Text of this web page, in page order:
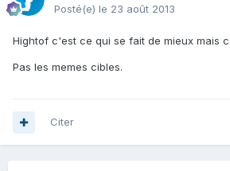
Posté(e) le 23 août 2013
Hightof c'est ce qui se fait de mieux mais
Pas les memes cibles.
Citer